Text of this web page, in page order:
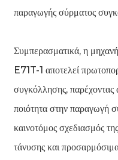
παραγωγής σύρματος
Συμπερασματικά, η
E71T-1 αποτελεί
συγκόλλησης, παρέχοντας
ποιότητα στην παραγωγή
καινοτόμος σχεδιασμός
τάνυσης και